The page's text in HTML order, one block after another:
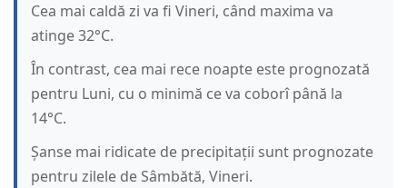
Cea mai caldă zi va fi Vineri, când maxima va
atinge 32°C.
În contrast, cea mai rece noapte este prognozată
pentru Luni, cu o minimă ce va coborî până la
14°C.
Șanse mai ridicate de precipitații sunt prognozate
pentru zilele de Sâmbătă, Vineri.